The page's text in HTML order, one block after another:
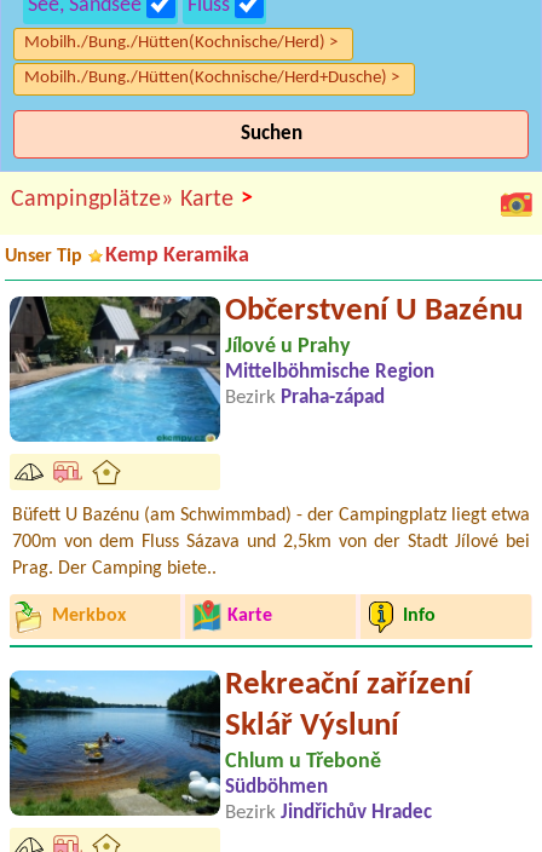
See, Sandsee
Fluss
Mobilh./Bung./Hütten(Kochnische/Herd) >
Mobilh./Bung./Hütten(Kochnische/Herd+Dusche) >
Suchen
Campingplätze» Karte >
Unser Tip Kemp Keramika
Občerstvení U Bazénu
Jílové u Prahy
Mittelböhmische Region
Bezirk Praha-západ
Büfett U Bazénu (am Schwimmbad) - der Campingplatz liegt etwa
700m von dem Fluss Sázava und 2,5km von der Stadt Jílové bei
Prag. Der Camping biete..
Merkbox Karte Info
Rekreační zařízení
Sklář Výsluní
Chlum u Třeboně
Südböhmen
Bezirk Jindřichův Hradec